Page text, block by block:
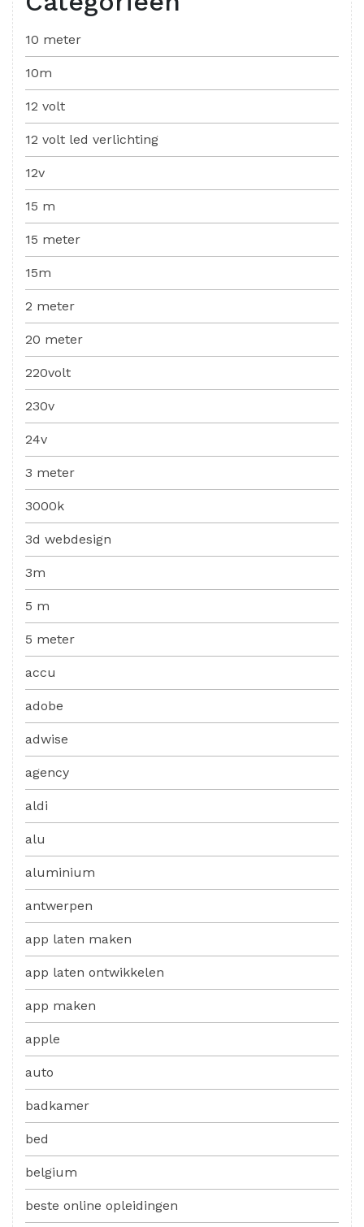
10 meter
10m
12 volt
12 volt led verlichting
12v
15 m
15 meter
15m
2 meter
20 meter
220volt
230v
24v
3 meter
3000k
3d webdesign
3m
5 m
5 meter
accu
adobe
adwise
agency
aldi
alu
aluminium
antwerpen
app laten maken
app laten ontwikkelen
app maken
apple
auto
badkamer
bed
belgium
beste online opleidingen